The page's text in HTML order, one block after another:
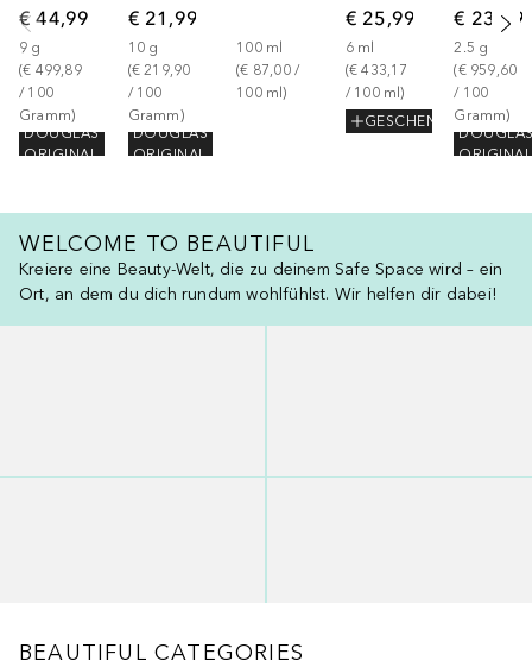
€ 44,99
9 g
(€ 499,89
/ 100
Gramm)
DOUGLAS
ORIGINAL
€ 21,99
10 g
(€ 219,90
/ 100
Gramm)
DOUGLAS
ORIGINAL
100 ml
(€ 87,00 /
100 ml)
€ 25,99
6 ml
(€ 433,17
/ 100 ml)
GESCHENK
€ 23,99
2.5 g
(€ 959,60
/ 100
Gramm)
ORIGINAL
WELCOME TO BEAUTIFUL
Kreiere eine Beauty-Welt, die zu deinem Safe Space wird – ein
Ort, an dem du dich rundum wohlfühlst. Wir helfen dir dabei!
BEAUTIFUL CATEGORIES